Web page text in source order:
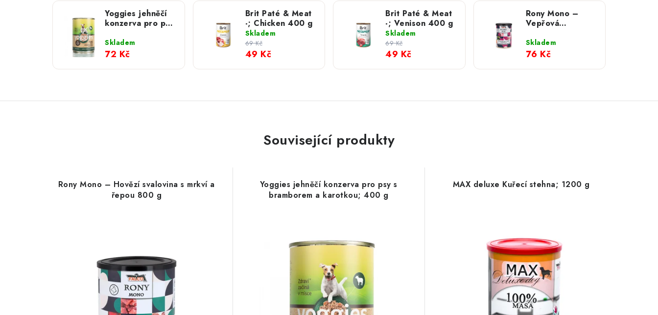
Yoggies jehněčí
konzerva pro psy
Skladem
72 Kč
Brit Paté & Meat
-; Chicken 400 g
Skladem
49 Kč
69 Kč
Brit Paté & Meat
-; Venison 400 g
Skladem
49 Kč
69 Kč
Rony Mono –
Vepřová
a špenátem 400
g
Skladem
76 Kč
Související produkty
Rony Mono – Hovězí svalovina s mrkví a
řepou 800 g
Yoggies jehněčí konzerva pro psy s
bramborem a karotkou; 400 g
MAX deluxe Kuřecí stehna; 1200 g